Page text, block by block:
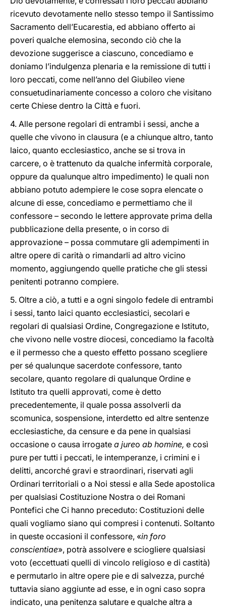
ricevuto devotamente nello stesso tempo il Santissimo
Sacramento dell’Eucarestia, ed abbiano offerto ai
poveri qualche elemosina, secondo ciò che la
devozione suggerisce a ciascuno, concediamo e
doniamo l’indulgenza plenaria e la remissione di tutti i
loro peccati, come nell’anno del Giubileo viene
consuetudinariamente concesso a coloro che visitano
certe Chiese dentro la Città e fuori.
4. Alle persone regolari di entrambi i sessi, anche a
quelle che vivono in clausura (e a chiunque altro, tanto
laico, quanto ecclesiastico, anche se si trova in
carcere, o è trattenuto da qualche infermità corporale,
oppure da qualunque altro impedimento) le quali non
abbiano potuto adempiere le cose sopra elencate o
alcune di esse, concediamo e permettiamo che il
confessore – secondo le lettere approvate prima della
pubblicazione della presente, o in corso di
approvazione – possa commutare gli adempimenti in
altre opere di carità o rimandarli ad altro vicino
momento, aggiungendo quelle pratiche che gli stessi
penitenti potranno compiere.
5. Oltre a ciò, a tutti e a ogni singolo fedele di entrambi
i sessi, tanto laici quanto ecclesiastici, secolari e
regolari di qualsiasi Ordine, Congregazione e Istituto,
che vivono nelle vostre diocesi, concediamo la facoltà
e il permesso che a questo effetto possano scegliere
per sé qualunque sacerdote confessore, tanto
secolare, quanto regolare di qualunque Ordine e
Istituto tra quelli approvati, come è detto
precedentemente, il quale possa assolverli da
scomunica, sospensione, interdetto ed altre sentenze
ecclesiastiche, da censure e da pene in qualsiasi
occasione o causa irrogate a jureo ab homine, e così
pure per tutti i peccati, le intemperanze, i crimini e i
delitti, ancorché gravi e straordinari, riservati agli
Ordinari territoriali o a Noi stessi e alla Sede apostolica
per qualsiasi Costituzione Nostra o dei Romani
Pontefici che Ci hanno preceduto: Costituzioni delle
quali vogliamo siano qui compresi i contenuti. Soltanto
in queste occasioni il confessore, «in foro
conscientiae», potrà assolvere e sciogliere qualsiasi
voto (eccettuati quelli di vincolo religioso e di castità)
e permutarlo in altre opere pie e di salvezza, purché
tuttavia siano aggiunte ad esse, e in ogni caso sopra
indicato, una penitenza salutare e qualche altra a